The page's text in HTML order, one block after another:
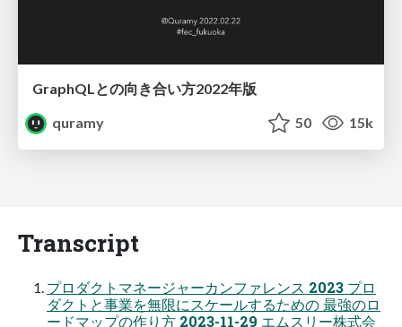
GraphQLとの向き合い方2022年版
quramy
50 15k
Transcript
プロダクトマネージャーカンファレンス 2023 プロ
ダクトと事業を無限にスケールするための 最強のロ
ードマップの作り方 2023-11-29 エムスリー株式会